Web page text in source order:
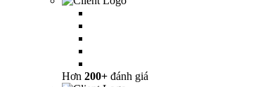
Hơn 200+ đánh giá